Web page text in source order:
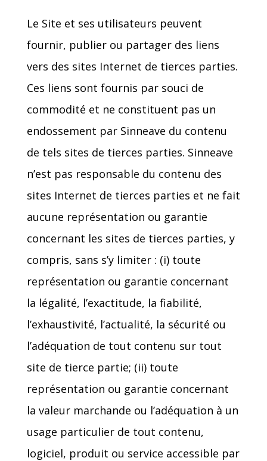
Le Site et ses utilisateurs peuvent
fournir, publier ou partager des liens
vers des sites Internet de tierces parties.
Ces liens sont fournis par souci de
commodité et ne constituent pas un
endossement par Sinneave du contenu
de tels sites de tierces parties. Sinneave
n’est pas responsable du contenu des
sites Internet de tierces parties et ne fait
aucune représentation ou garantie
concernant les sites de tierces parties, y
compris, sans s’y limiter : (i) toute
représentation ou garantie concernant
la légalité, l’exactitude, la fiabilité,
l’exhaustivité, l’actualité, la sécurité ou
l’adéquation de tout contenu sur tout
site de tierce partie; (ii) toute
représentation ou garantie concernant
la valeur marchande ou l’adéquation à un
usage particulier de tout contenu,
logiciel, produit ou service accessible par